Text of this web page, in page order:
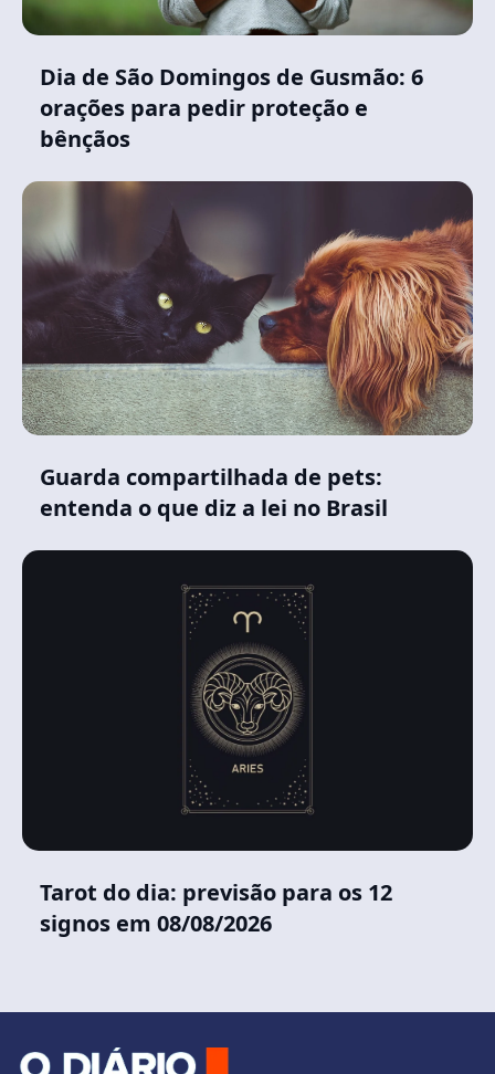
Dia de São Domingos de Gusmão: 6
orações para pedir proteção e
bênçãos
Guarda compartilhada de pets:
entenda o que diz a lei no Brasil
Tarot do dia: previsão para os 12
signos em 08/08/2026